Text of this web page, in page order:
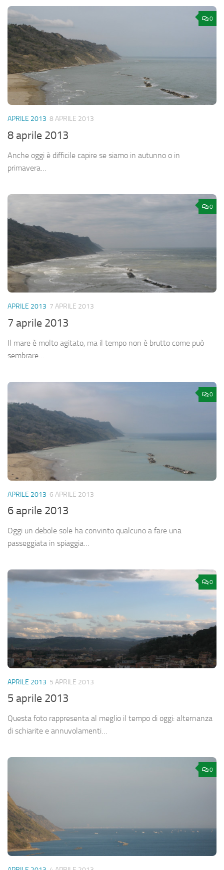
0
APRILE 2013 8 APRILE 2013
8 aprile 2013
Anche oggi è difficile capire se siamo in autunno o in
primavera…
0
APRILE 2013 7 APRILE 2013
7 aprile 2013
Il mare è molto agitato, ma il tempo non è brutto come può
sembrare…
0
APRILE 2013 6 APRILE 2013
6 aprile 2013
Oggi un debole sole ha convinto qualcuno a fare una
passeggiata in spiaggia…
0
APRILE 2013 5 APRILE 2013
5 aprile 2013
Questa foto rappresenta al meglio il tempo di oggi: alternanza
di schiarite e annuvolamenti…
0